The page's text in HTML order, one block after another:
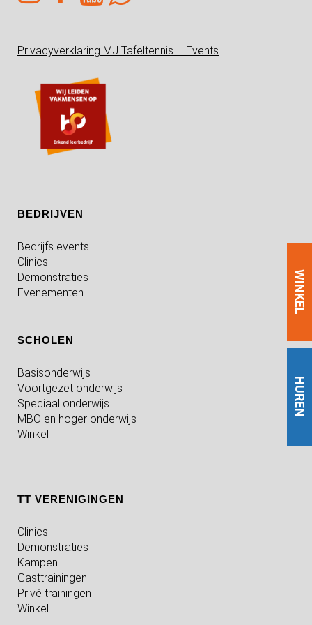
HUREN
WINKEL
Privacyverklaring MJ Tafeltennis – Events
BEDRIJVEN
Bedrijfs events
Clinics
Demonstraties
Evenementen
SCHOLEN
Basisonderwijs
Voortgezet onderwijs
Speciaal onderwijs
MBO en hoger onderwijs
Winkel
TT VERENIGINGEN
Clinics
Demonstraties
Kampen
Gasttrainingen
Privé trainingen
Winkel